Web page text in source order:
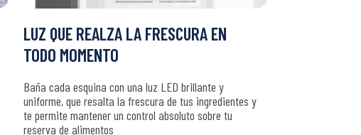
LUZ QUE REALZA LA FRESCURA EN
TODO MOMENTO
Baña cada esquina con una luz LED brillante y
uniforme, que resalta la frescura de tus ingredientes y
te permite mantener un control absoluto sobre tu
reserva de alimentos